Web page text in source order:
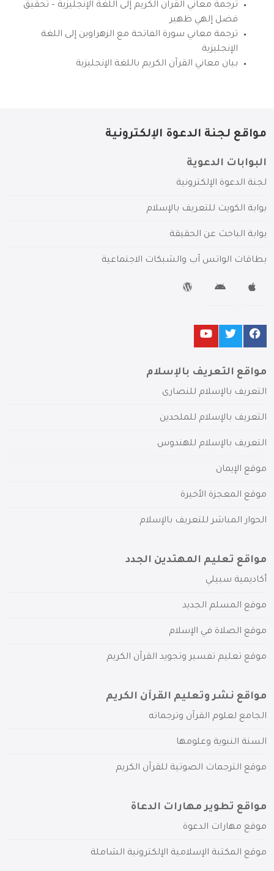
ترجمة معاني القرآن الكريم إلى اللغة الإنجليزية – تحقيق
فضل إلهي ظهير
ترجمة معاني سورة الفاتحة مع الزهراوين إلى اللغة
الإنجليزية
بيان معاني القرآن الكريم باللغة الإنجليزية
مواقع لجنة الدعوة الإلكترونية
البوابات الدعوية
لجنة الدعوة الإلكترونية
بوابة الكويت للتعريف بالإسلام
بوابة الباحث عن الحقيقة
بطاقات الواتس آب والشبكات الاجتماعية
مواقع التعريف بالإسلام
التعريف بالإسلام للنصارى
التعريف بالإسلام للملحدين
التعريف بالإسلام للهندوس
موقع الإيمان
موقع المعجزة الأخيرة
الحوار المباشر للتعريف بالإسلام
مواقع تعليم المهتدين الجدد
أكاديمية سبيلي
موقع المسلم الجديد
موقع الصلاة في الإسلام
موقع تعليم تفسير وتجويد القرآن الكريم
مواقع نشر وتعليم القرآن الكريم
الجامع لعلوم القرآن وترجماته
السنة النبوية وعلومها
موقع الترجمات الصوتية للقرآن الكريم
مواقع تطوير مهارات الدعاة
موقع مهارات الدعوة
موقع المكتبة الإسلامية الإلكترونية الشاملة